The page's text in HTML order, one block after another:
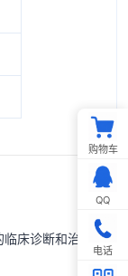
床诊断和治
购物车
QQ
电话